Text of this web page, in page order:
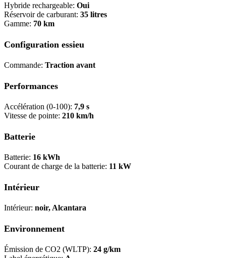
Hybride rechargeable: Oui
Réservoir de carburant: 35 litres
Gamme: 70 km
Configuration essieu
Commande: Traction avant
Performances
Accélération (0-100): 7,9 s
Vitesse de pointe: 210 km/h
Batterie
Batterie: 16 kWh
Courant de charge de la batterie: 11 kW
Intérieur
Intérieur: noir, Alcantara
Environnement
Émission de CO2 (WLTP): 24 g/km